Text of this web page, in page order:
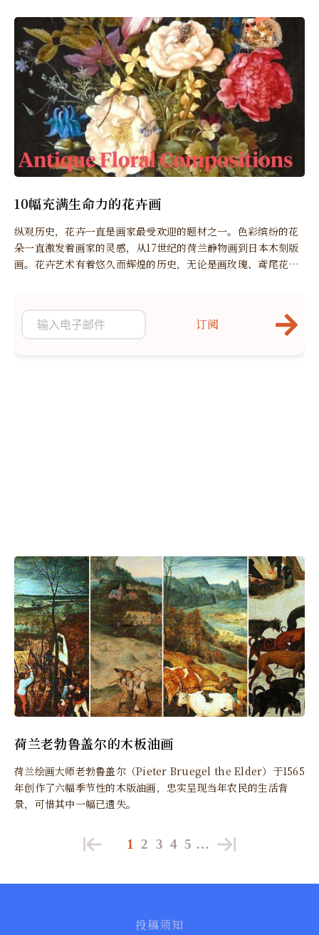
10幅充满生命力的花卉画
纵观历史，花卉一直是画家最受欢迎的题材之一。色彩缤纷的花
朵一直激发着画家的灵感，从17世纪的荷兰静物画到日本木刻版
画。花卉艺术有着悠久而辉煌的历史，无论是画玫瑰、鸢尾花、
感觉。这里有10幅最著名的花卉画，为画布带来了启发！
荷兰老勃鲁盖尔的木板油画
荷兰绘画大师老勃鲁盖尔（Pieter Bruegel the Elder）于1565
年创作了六幅季节性的木版油画，忠实呈现当年农民的生活背
景，可惜其中一幅已遗失。
订阅
1 2 3 4 5 …
投稿须知